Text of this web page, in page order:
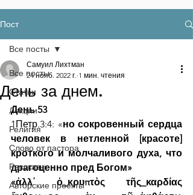
Пост
Все посты
Статьи
Лекции
Религия
Слово от пастора
Рассказы
Авторские проекты
Все посты
День за днем.
Самуил Лихтман
24 нояб. 2022 г. 1 мин. чтения
День 53
1Петр.3:4: «но сокровенный сердца
человек в нетленной [красоте]
кроткого и молчаливого духа, что
драгоценно пред Богом»
«ἀλλ΄ ὁ_κρυπτὸς τῆς_καρδίας